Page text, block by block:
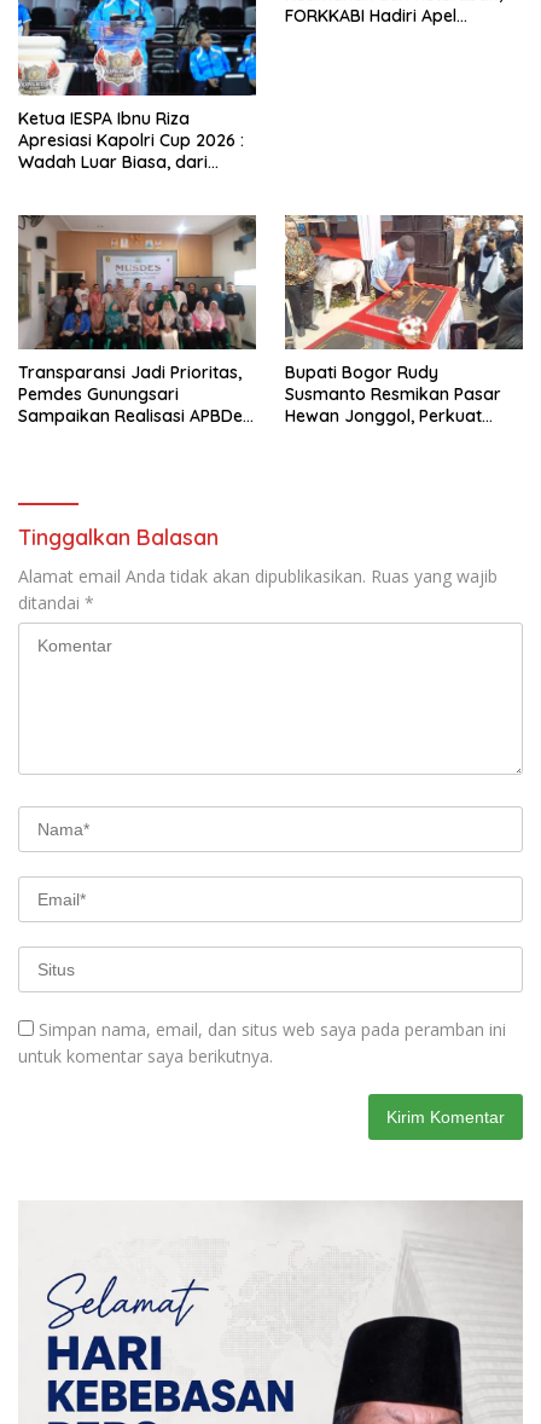
Ketua IESPA Ibnu Riza
Apresiasi Kapolri Cup 2026 :
Wadah Luar Biasa, dari
FORKKABI Hadiri Apel
Transparansi Jadi Prioritas,
Pemdes Gunungsari
Sampaikan Realisasi APBDes
Bupati Bogor Rudy
Susmanto Resmikan Pasar
Hewan Jonggol, Perkuat
Tinggalkan Balasan
Alamat email Anda tidak akan dipublikasikan. Ruas yang wajib
ditandai *
Simpan nama, email, dan situs web saya pada peramban ini
untuk komentar saya berikutnya.